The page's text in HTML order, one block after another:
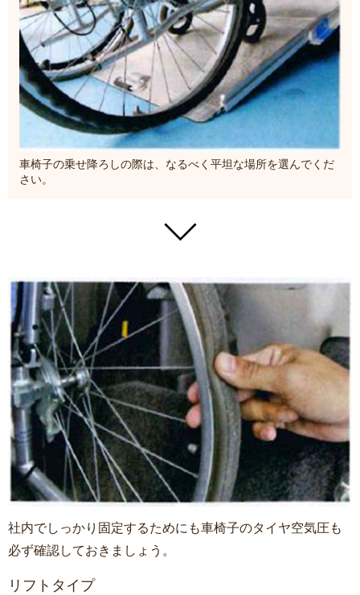
車椅子の乗せ降ろしの際は、なるべく平坦な場所を選んでくだ
さい。
社内でしっかり固定するためにも車椅子のタイヤ空気圧も
必ず確認しておきましょう。
リフトタイプ